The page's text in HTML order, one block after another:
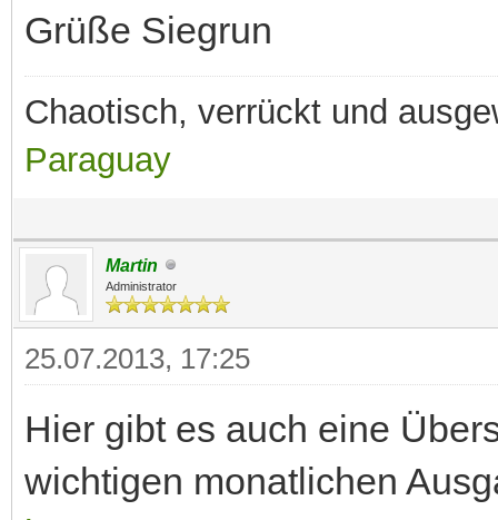
Grüße Siegrun
Chaotisch, verrückt und
Paraguay
Martin
Administrator
25.07.2013, 17:25
Hier gibt es auch eine
wichtigen monatlichen